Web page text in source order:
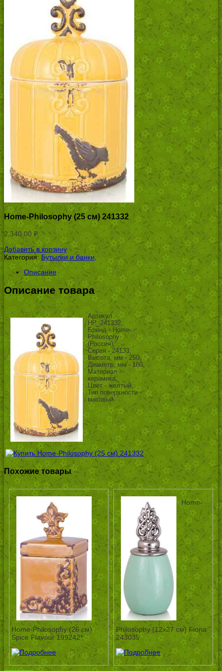
Home-Philosophy (25 см) 241332
2,340.00 Р
УБ.
Добавить в корзину
Категория: Бутылки и банки
Описание
Описание товара
Артикул -
HP_241332,
Бренд - Home-
Philosophy
(Россия),
Серия - 24133,
Высота, мм - 250,
Диаметр, мм - 160,
Материал -
керамика,
Цвет - желтый,
Тип поверхности -
матовый
Похожие товары
Home-Philosophy (26 см)
Spice Flavour 199242*
Home-
Philosophy (12х27 см) Fiona
243035